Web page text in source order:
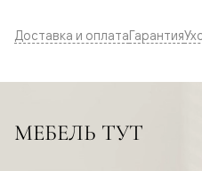
Доставка и оплатаГарантия
МЕБЕЛЬ ТУТ